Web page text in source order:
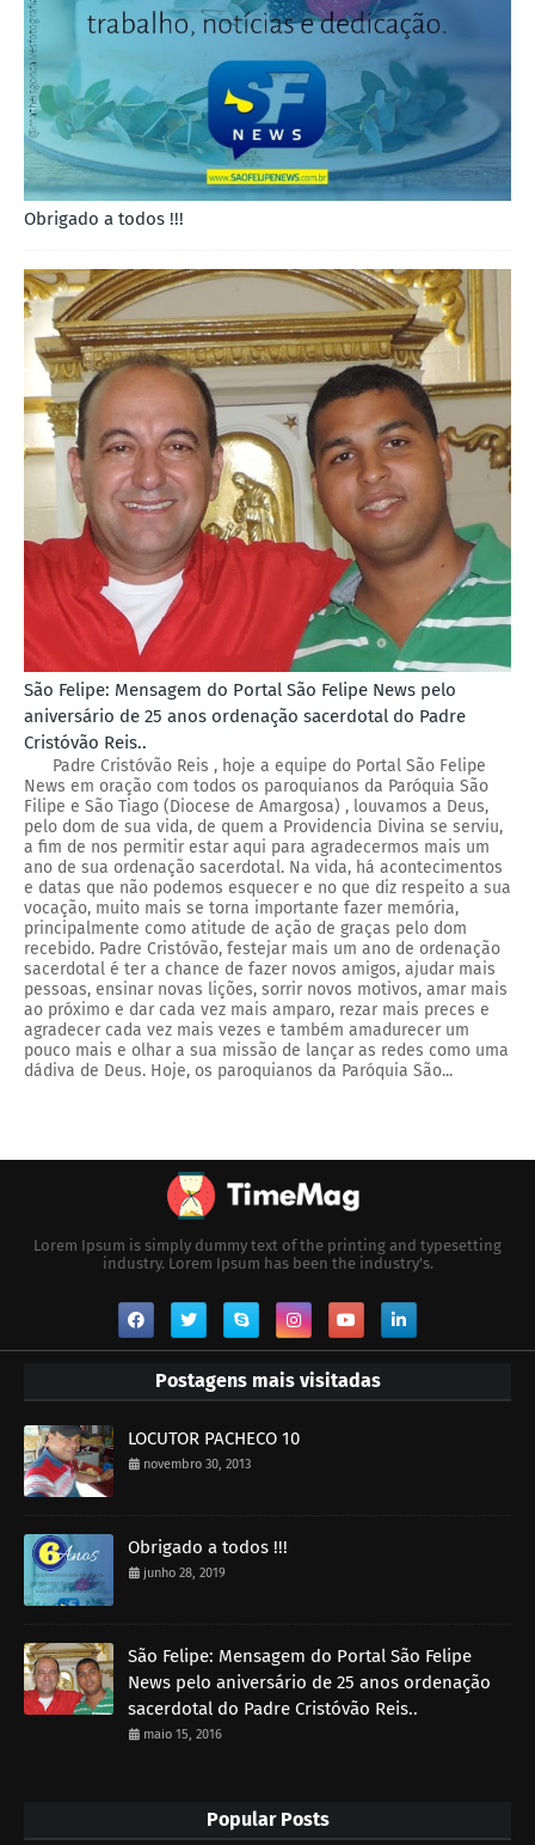
Obrigado a todos !!!
São Felipe: Mensagem do Portal São Felipe News pelo
aniversário de 25 anos ordenação sacerdotal do Padre
Cristóvão Reis..
Padre Cristóvão Reis , hoje a equipe do Portal São Felipe
News em oração com todos os paroquianos da Paróquia São
Filipe e São Tiago (Diocese de Amargosa) , louvamos a Deus,
pelo dom de sua vida, de quem a Providencia Divina se serviu,
a fim de nos permitir estar aqui para agradecermos mais um
ano de sua ordenação sacerdotal. Na vida, há acontecimentos
e datas que não podemos esquecer e no que diz respeito a sua
vocação, muito mais se torna importante fazer memória,
principalmente como atitude de ação de graças pelo dom
recebido. Padre Cristóvão, festejar mais um ano de ordenação
sacerdotal é ter a chance de fazer novos amigos, ajudar mais
pessoas, ensinar novas lições, sorrir novos motivos, amar mais
ao próximo e dar cada vez mais amparo, rezar mais preces e
agradecer cada vez mais vezes e também amadurecer um
pouco mais e olhar a sua missão de lançar as redes como uma
dádiva de Deus. Hoje, os paroquianos da Paróquia São...
Lorem Ipsum is simply dummy text of the printing and typesetting
industry. Lorem Ipsum has been the industry's.
Postagens mais visitadas
LOCUTOR PACHECO 10
novembro 30, 2013
Obrigado a todos !!!
junho 28, 2019
São Felipe: Mensagem do Portal São Felipe
News pelo aniversário de 25 anos ordenação
sacerdotal do Padre Cristóvão Reis..
maio 15, 2016
Popular Posts